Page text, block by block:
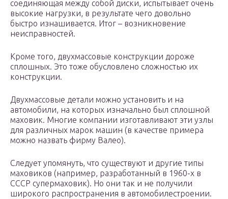
соединяющая между собой диски, испытывает очень
высокие нагрузки, в результате чего довольно
быстро изнашивается. Итог – возникновение
неисправностей.
Кроме того, двухмассовые конструкции дороже
сплошных. Это тоже обусловлено сложностью их
конструкции.
Двухмассовые детали можно установить и на
автомобили, на которых изначально был сплошной
маховик. Многие компании изготавливают эти узлы
для различных марок машин (в качестве примера
можно назвать фирму Валео).
Следует упомянуть, что существуют и другие типы
маховиков (например, разработанный в 1960-х в
СССР супермаховик). Но они так и не получили
широкого распространения в автомобилестроении.